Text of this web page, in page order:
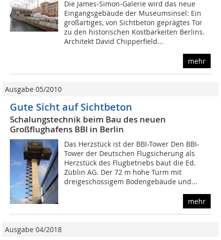
Die James-Simon-Galerie wird das neue
Eingangsgebäude der Museumsinsel: Ein
großartiges, von Sichtbeton geprägtes Tor
zu den historischen Kostbarkeiten Berlins.
Architekt David Chipperfield...
mehr
Ausgabe 05/2010
Gute Sicht auf Sichtbeton
Schalungstechnik beim Bau des neuen
Großflughafens BBI in Berlin
Das Herzstück ist der BBI-Tower Den BBI-
Tower der Deutschen Flugsicherung als
Herzstück des Flugbetriebs baut die Ed.
Züblin AG. Der 72 m hohe Turm mit
dreigeschossigem Bodengebäude und...
mehr
Ausgabe 04/2018